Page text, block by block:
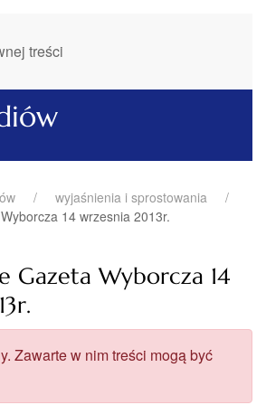
treści
wyjaśnienia i sprostowania
14 wrzesnia 2013r.
Gazeta Wyborcza 14
Zawarte w nim treści mogą być